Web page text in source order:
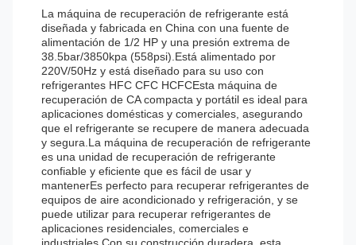
La máquina de recuperación de refrigerante está
diseñada y fabricada en China con una fuente de
alimentación de 1/2 HP y una presión extrema de
38.5bar/3850kpa (558psi).Está alimentado por
220V/50Hz y está diseñado para su uso con
refrigerantes HFC CFC HCFCEsta máquina de
recuperación de CA compacta y portátil es ideal para
aplicaciones domésticas y comerciales, asegurando
que el refrigerante se recupere de manera adecuada
y segura.La máquina de recuperación de refrigerante
es una unidad de recuperación de refrigerante
confiable y eficiente que es fácil de usar y
mantenerEs perfecto para recuperar refrigerantes de
equipos de aire acondicionado y refrigeración, y se
puede utilizar para recuperar refrigerantes de
aplicaciones residenciales, comerciales e